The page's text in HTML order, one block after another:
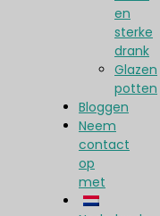
en
sterke
drank
Glazen
potten
Bloggen
Neem
contact
op
met